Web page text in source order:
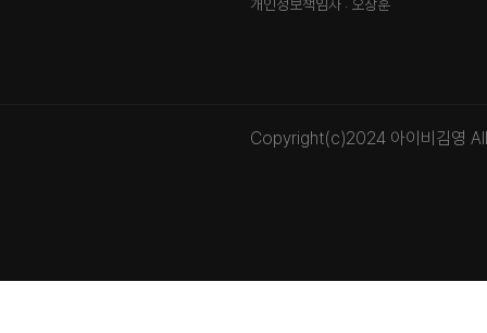
개인정보책임자 : 오창훈
Copyright(c)2024 아이비김영